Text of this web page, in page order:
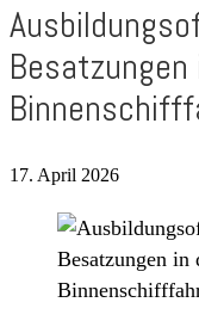
17. April 2026